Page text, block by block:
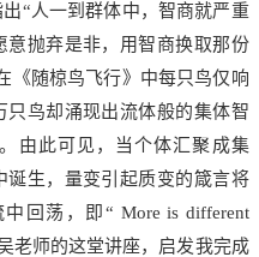
“人一到群体中，智商就严重
意抛弃是非，用智商换取那份
《随椋鸟飞行》中每只鸟仅响
鸟却涌现出流体般的集体智
由此可见，当个体汇聚成集
生，量变引起质变的箴言将
回荡，即“ More is different
老师的这堂讲座，启发我完成